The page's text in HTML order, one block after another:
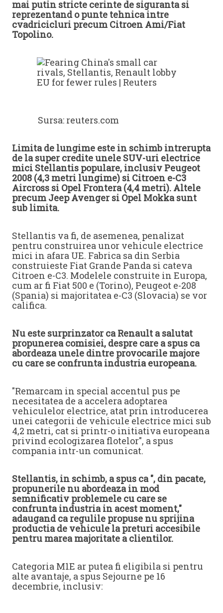
mai putin stricte cerinte de siguranta si
reprezentand o punte tehnica intre
cvadricicluri precum Citroen Ami/Fiat
Topolino.
Sursa: reuters.com
Limita de lungime este in schimb intrerupta
de la super credite unele SUV-uri electrice
mici Stellantis populare, inclusiv Peugeot
2008 (4,3 metri lungime) si Citroen e-C3
Aircross si Opel Frontera (4,4 metri). Altele
precum Jeep Avenger si Opel Mokka sunt
sub limita.
Stellantis va fi, de asemenea, penalizat
pentru construirea unor vehicule electrice
mici in afara UE. Fabrica sa din Serbia
construieste Fiat Grande Panda si cateva
Citroen e-C3. Modelele construite in Europa,
cum ar fi Fiat 500 e (Torino), Peugeot e-208
(Spania) si majoritatea e-C3 (Slovacia) se vor
califica.
Nu este surprinzator ca Renault a salutat
propunerea comisiei, despre care a spus ca
abordeaza unele dintre provocarile majore
cu care se confrunta industria europeana.
"Remarcam in special accentul pus pe
necesitatea de a accelera adoptarea
vehiculelor electrice, atat prin introducerea
unei categorii de vehicule electrice mici sub
4,2 metri, cat si printr-o initiativa europeana
privind ecologizarea flotelor", a spus
compania intr-un comunicat.
Stellantis, in schimb, a spus ca ", din pacate,
propunerile nu abordeaza in mod
semnificativ problemele cu care se
confrunta industria in acest moment,"
adaugand ca regulile propuse nu sprijina
productia de vehicule la preturi accesibile
pentru marea majoritate a clientilor.
Categoria M1E ar putea fi eligibila si pentru
alte avantaje, a spus Sejourne pe 16
decembrie, inclusiv: